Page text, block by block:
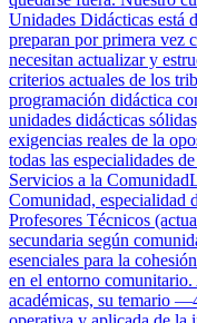
Unidades Didácticas está
preparan por primera vez
necesitan actualizar y
criterios actuales de los
programación didáctica
unidades didácticas
exigencias reales de la
todas las especialidades
Servicios a la Comunidad
Comunidad, especialidad
Profesores Técnicos
secundaria según
esenciales para la
en el entorno comunitario.
académicas, su temario